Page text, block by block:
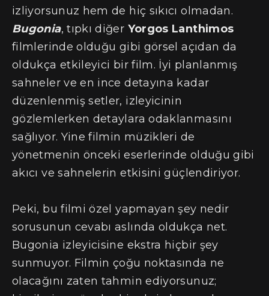
izliyorsunuz hem de hiç sıkıcı olmadan.
Bugonia, tıpkı diğer Yorgos Lanthimos
filmlerinde olduğu gibi görsel açıdan da
oldukça etkileyici bir film. İyi planlanmış
sahneler ve en ince detayına kadar
düzenlenmiş setler, izleyicinin
gözlemlerken detaylara odaklanmasını
sağlıyor. Yine filmin müzikleri de
yönetmenin önceki eserlerinde olduğu gibi
akıcı ve sahnelerin etkisini güçlendiriyor.
Peki, bu filmi özel yapmayan şey nedir
sorusunun cevabı aslında oldukça net.
Bugonia izleyicisine ekstra hiçbir şey
sunmuyor. Filmin çoğu noktasında ne
olacağını zaten tahmin ediyorsunuz;